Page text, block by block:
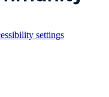
settings